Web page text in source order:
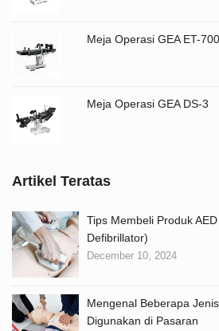
Meja Operasi GEA ET-700
Meja Operasi GEA DS-3
Artikel Teratas
Tips Membeli Produk
Defibrillator)
December 10, 2024
Mengenal Beberapa
Digunakan di Pasaran